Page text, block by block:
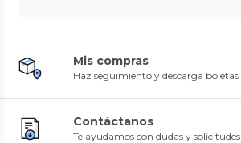
Mis compras
Haz seguimiento y descarga boletas
Contáctanos
Te ayudamos con dudas y solicitudes